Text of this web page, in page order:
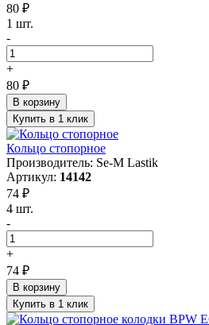
80 ₽
1 шт.
-
+
80 ₽
В корзину
Купить в 1 клик
Кольцо стопорное
Производитель: Se-M Lastik
Артикул: 14142
74 ₽
4 шт.
-
+
74 ₽
В корзину
Купить в 1 клик